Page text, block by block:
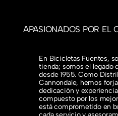
APASIONADOS POR EL
En Bicicletas Fuentes,
tienda; somos el legado
desde 1955. Como
Cannondale, hemos
dedicación y
compuesto por los
está comprometido en